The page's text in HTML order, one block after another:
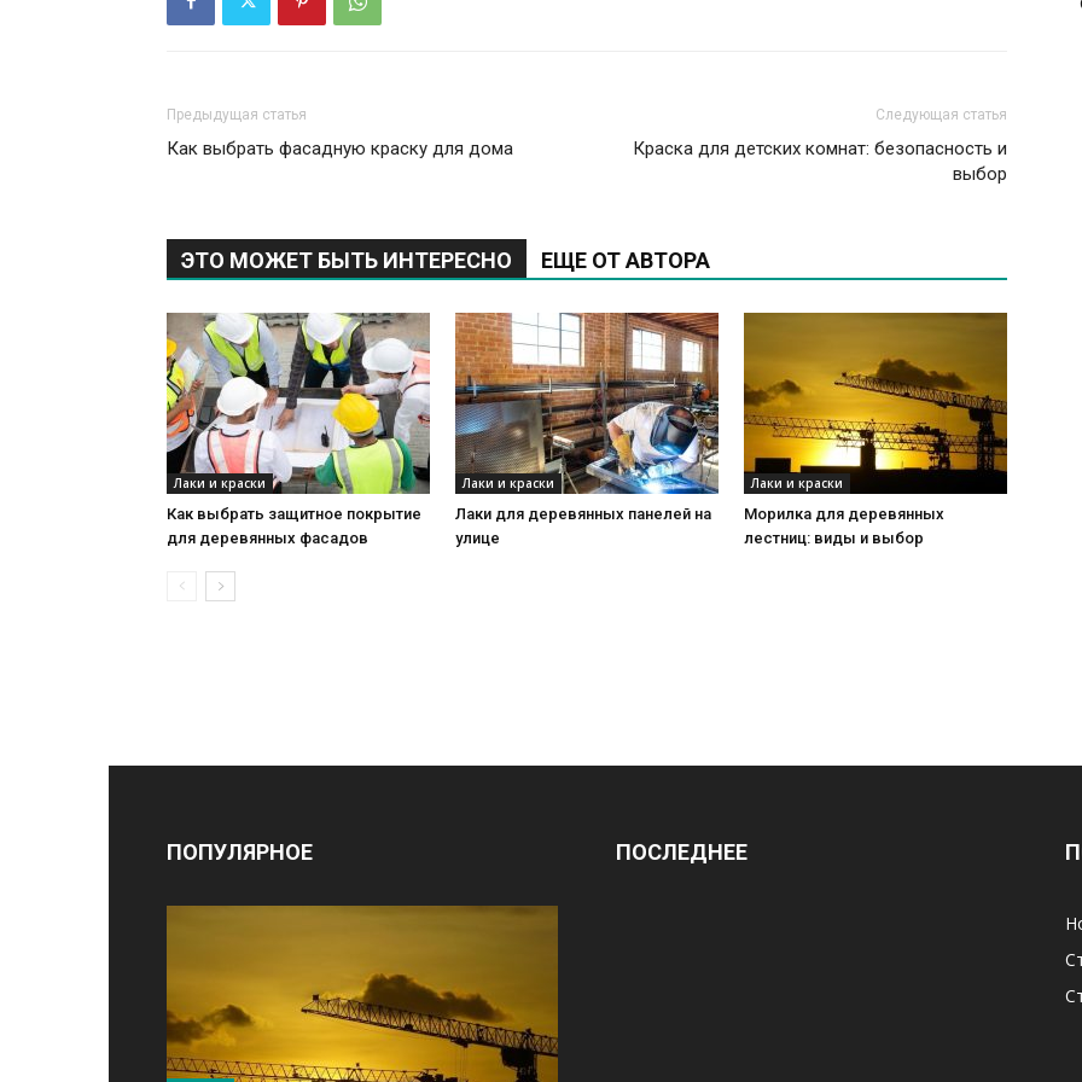
Предыдущая статья
Как выбрать фасадную краску для дома
Следующая статья
Краска для детских комнат: безопасность и
выбор
ЭТО МОЖЕТ БЫТЬ ИНТЕРЕСНО ЕЩЕ ОТ АВТОРА
Лаки и краски
Как выбрать защитное покрытие
для деревянных фасадов
Лаки и краски
Лаки для деревянных панелей на
улице
Лаки и краски
Морилка для деревянных
лестниц: виды и выбор
ПОПУЛЯРНОЕ ПОСЛЕДНЕЕ